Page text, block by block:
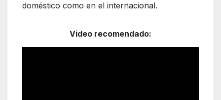
doméstico como en el internacional.
Video recomendado: